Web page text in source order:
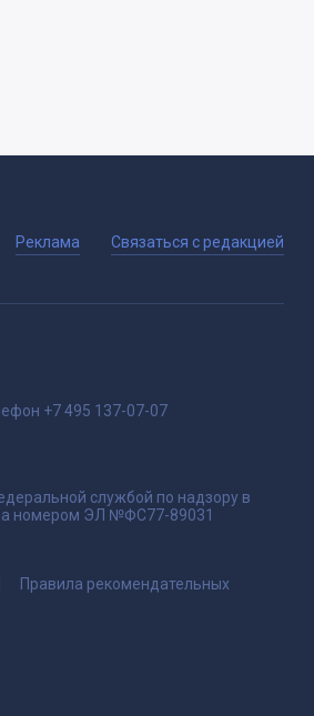
Реклама Связаться с редакцией
+7 495 137-07-07
службой по надзору в
номером ЭЛ №ФС77-89031
Правила рекомендательных